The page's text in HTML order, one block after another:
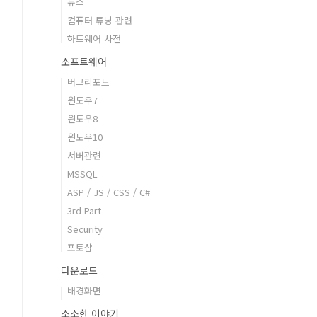
컴퓨터 튜닝 관련
하드웨어 사전
소프트웨어
버그리포트
윈도우7
윈도우8
윈도우10
서버관련
MSSQL
ASP / JS / CSS / C#
3rd Part
Security
포토샵
다운로드
배경화면
소소한 이야기